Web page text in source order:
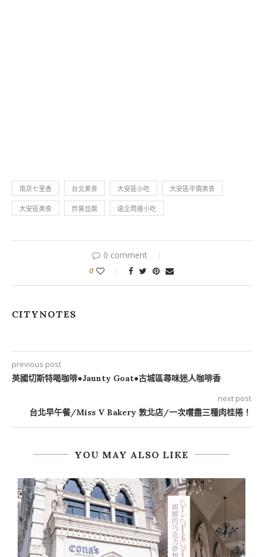
南京七里香 台北美食 大安區小吃 大安區平價美食
大安區美食 炸臭豆腐 遠企周邊小吃
0 comment
0
CITYNOTES
previous post
英國切斯特喝咖啡●Jaunty Goat●古城區尋味迷人咖啡香
next post
台北早午餐/Miss V Bakery 敦北店/一次嚐盡三種肉桂捲！
YOU MAY ALSO LIKE